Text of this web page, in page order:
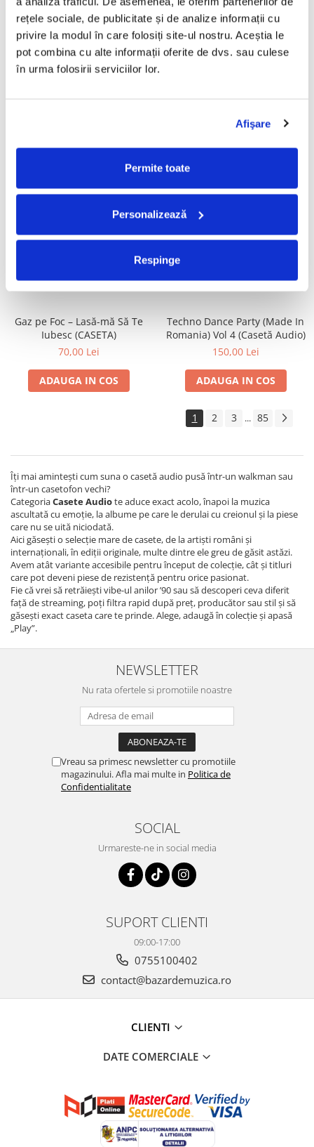
rețele sociale, de publicitate și de analize informații cu
privire la modul în care folosiți site-ul nostru. Aceștia le
pot combina cu alte informații oferite de dvs. sau culese
în urma folosirii serviciilor lor.
Afişare
Permite toate
Personalizează
Respinge
Cheb Mami – Du Sud Au Nord
(CASETA)
50,00 Lei
ADAUGA IN COS
Chopin* – Nocturne Și
Mazurci (CASETA)
50,00 Lei
(CASETA)
Valahia – Valahia (CASETA)
100,00 Lei
Satan's Satyrs – Die
Gaz pe Foc – Lasă-mă Să Te
Iubesc (CASETA)
70,00 Lei
ADAUGA IN COS
Techno Dance Party (Made In
Romania) Vol 4 (Casetă Audio)
150,00 Lei
ADAUGA IN COS
1 2 3 ... 85
Îți mai amintești cum suna o casetă audio pusă într-un walkman sau
într-un casetofon vechi?
CategoriaCasete Audiote aduce exact acolo, înapoi la muzica
ascultată cu emoție, la albume pe care le derulai cu creionul și la piese
care nu se uită niciodată.
Aici găsești o selecție mare de casete, de la artiști români și
internaționali, în ediții originale, multe dintre ele greu de găsit astăzi.
Avem atât variante accesibile pentru început de colecție, cât și titluri
care pot deveni piese de rezistență pentru orice pasionat.
Fie că vrei să retrăiești vibe-ul anilor ’90 sau să descoperi ceva diferit
față de streaming, poți filtra rapid după preț, producător sau stil și să
găsești exact caseta care te prinde. Alege, adaugă în colecție și apasă
„Play”.
NEWSLETTER
Nu rata ofertele si promotiile noastre
Vreau sa primesc newsletter cu promotiile
magazinului. Afla mai multe in Politica de
Confidentialitate
SOCIAL
Urmareste-ne in social media
SUPORT CLIENTI
09:00-17:00
0755100402
contact@bazardemuzica.ro
CLIENTI
DATE COMERCIALE